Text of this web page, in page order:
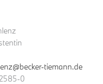
tiemann.de
0